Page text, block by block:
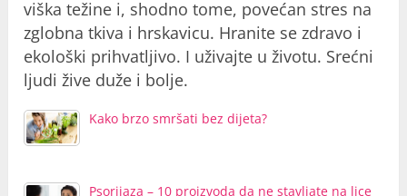
viška težine i, shodno tome, povećan stres na
zglobna tkiva i hrskavicu. Hranite se zdravo i
ekološki prihvatljivo. I uživajte u životu. Srećni
ljudi žive duže i bolje.
Kako brzo smršati bez dijeta?
Psorijaza – 10 proizvoda da ne stavljate na lice